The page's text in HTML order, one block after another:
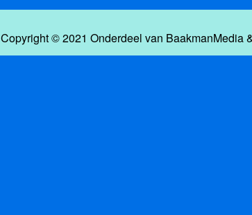
Copyright © 2021 Onderdeel van BaakmanMedia